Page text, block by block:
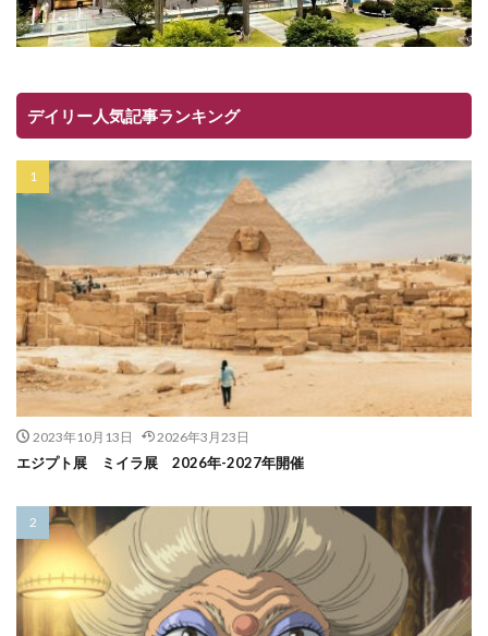
デイリー人気記事ランキング
2023年10月13日 2026年3月23日
エジプト展 ミイラ展 2026年-2027年開催